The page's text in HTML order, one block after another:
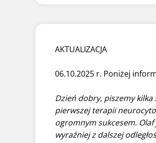
AKTUALIZACJA
06.10.2025 r. Poniżej
Dzień dobry, piszemy kilka
pierwszej terapii
ogromnym sukcesem.
wyraźniej z dalszej